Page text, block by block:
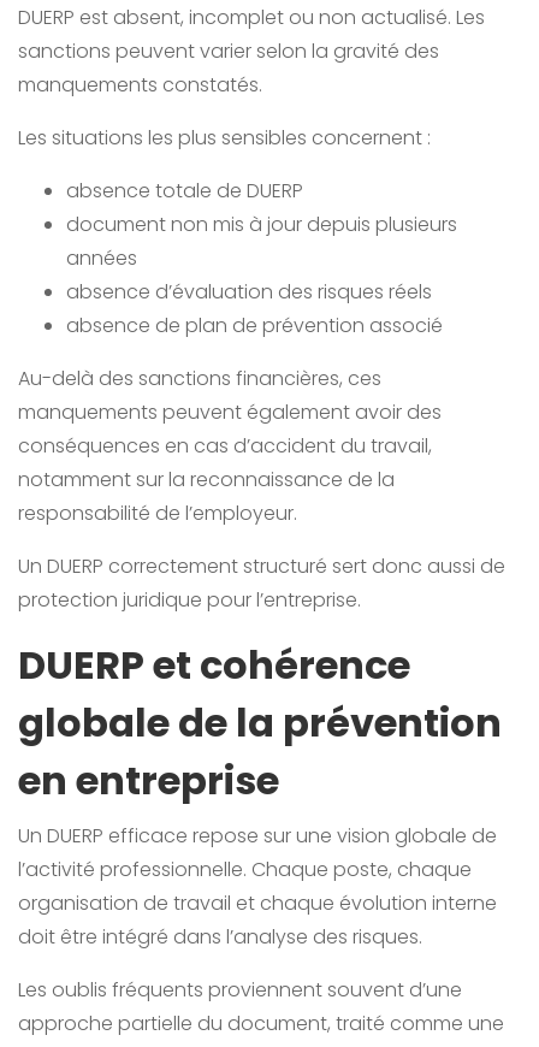
DUERP est absent, incomplet ou non actualisé. Les
sanctions peuvent varier selon la gravité des
manquements constatés.
Les situations les plus sensibles concernent :
absence totale de DUERP
document non mis à jour depuis plusieurs
années
absence d’évaluation des risques réels
absence de plan de prévention associé
Au-delà des sanctions financières, ces
manquements peuvent également avoir des
conséquences en cas d’accident du travail,
notamment sur la reconnaissance de la
responsabilité de l’employeur.
Un DUERP correctement structuré sert donc aussi de
protection juridique pour l’entreprise.
DUERP et cohérence
globale de la prévention
en entreprise
Un DUERP efficace repose sur une vision globale de
l’activité professionnelle. Chaque poste, chaque
organisation de travail et chaque évolution interne
doit être intégré dans l’analyse des risques.
Les oublis fréquents proviennent souvent d’une
approche partielle du document, traité comme une